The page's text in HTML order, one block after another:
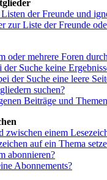
der Freunde und
zur Liste der Freunde
oder mehrere Foren
Suche keine
der Suche eine leere
suchen?
Beiträge und
zwischen einem
auf ein Thema
abonnieren?
Abonnements?